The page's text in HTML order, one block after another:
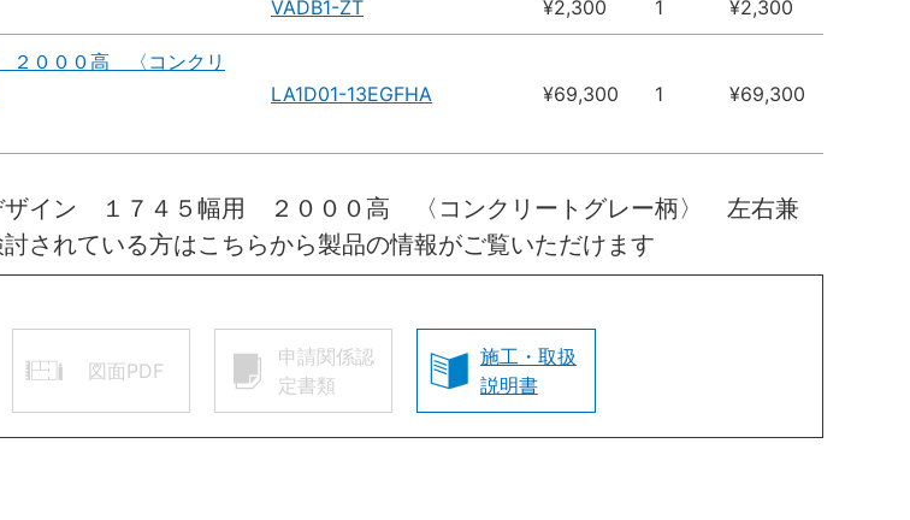
VADB1-ZT ¥2,300 1 ¥2,300
０００高 〈コンクリ
LA1D01-13EGFHA ¥69,300 1 ¥69,300
イン １７４５幅用 ２０００高 〈コンクリートグレー柄〉 左右兼
れている方はこちらから製品の情報がご覧いただけます
図面PDF
申請関係認
定書類
施工・取扱
説明書